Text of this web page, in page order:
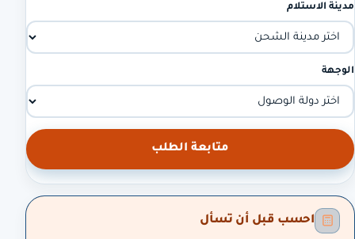
مدينة الاستلام
الوجهة
متابعة الطلب
احسب قبل أن تسأل